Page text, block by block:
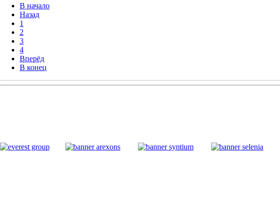
В начало
Назад
1
2
3
4
Вперёд
В конец